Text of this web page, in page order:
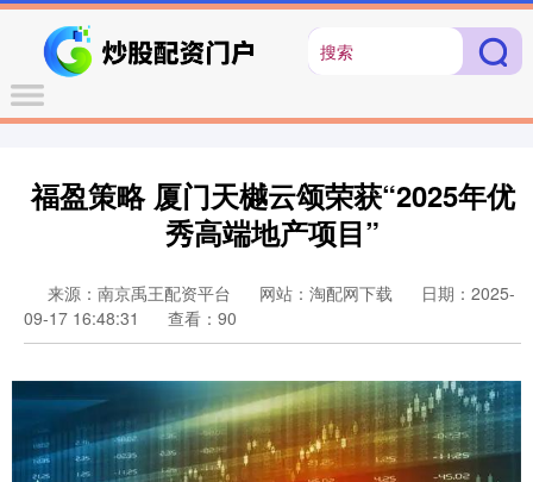
福盈策略 厦门天樾云颂荣获“2025年优
秀高端地产项目”
来源：南京禹王配资平台 网站：淘配网下载
日期：2025-
09-17 16:48:31
查看：90